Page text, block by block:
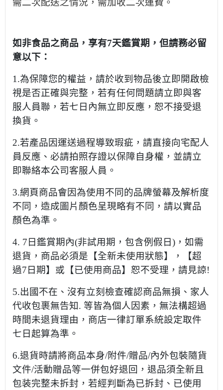
如非食品之商品，享有7天鑑賞期，但請務必留
意以下：
1.為保障您的權益，請於收到物品後立即開啟檢
視是否正確與完整，若有任何問題請立即與客
服人員聯，若七日內無立即反應，恕不接受退
換貨。
2.若產品因運送過程導致瑕疵，請直接向宅配人
員反應、必請拍照存證以保障自身權，並請立
即聯絡本公司客服人員。
3.網頁商品會因為使用不同的品牌螢幕及解析度
不同，造成圖片顏色呈現略有不同，請以實品
顏色為準。
4. 7日鑑賞期內(非試用期，包含例假日)，如需
退貨，商品必須是【全新未使用狀態】，【超
過7日期】或【已使用商品】恕不受理，請見諒!
5.出國不在、沒有立刻檢查確認商品無損、家人
代收包裹無告知. 等皆為個人因素，無法構超過
時間未退貨理由，商店一律訂單系統設定取件
七日起算為準。
6.退貨時請將商品本身/附件/贈品/內外包裝隨貨
文件/活動贈品等一併包好退回，退品須全新且
包装完整未拆封，若經判斷為已拆封、已使用